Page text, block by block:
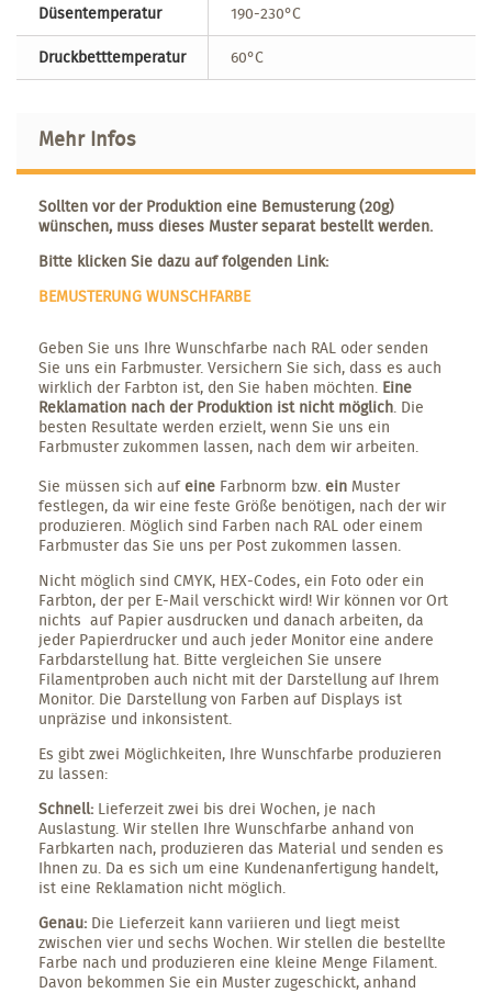
Düsentemperatur
190-230°C
Druckbetttemperatur
60°C
Mehr Infos
Sollten vor der Produktion eine Bemusterung (20g)
wünschen, muss dieses Muster separat bestellt werden.
Bitte klicken Sie dazu auf folgenden Link:
BEMUSTERUNG WUNSCHFARBE
Geben Sie uns Ihre Wunschfarbe nach RAL oder senden
Sie uns ein Farbmuster. Versichern Sie sich, dass es auch
wirklich der Farbton ist, den Sie haben möchten. Eine
Reklamation nach der Produktion ist nicht möglich. Die
besten Resultate werden erzielt, wenn Sie uns ein
Farbmuster zukommen lassen, nach dem wir arbeiten.
Sie müssen sich aufeine Farbnorm bzw. ein Muster
festlegen, da wir eine feste Größe benötigen, nach der wir
produzieren. Möglich sind Farben nach RAL oder einem
Farbmuster das Sie uns per Post zukommen lassen.
Nicht möglich sind CMYK, HEX-Codes, ein Foto oder ein
Farbton, der per E-Mail verschickt wird! Wir können vor Ort
nichts auf Papier ausdrucken und danach arbeiten, da
jeder Papierdrucker und auch jeder Monitor eine andere
Farbdarstellung hat. Bitte vergleichen Sie unsere
Filamentproben auch nicht mit der Darstellung auf Ihrem
Monitor. Die Darstellung von Farben auf Displays ist
unpräzise und inkonsistent.
Es gibt zwei Möglichkeiten, Ihre Wunschfarbe produzieren
zu lassen:
Schnell: Lieferzeit zwei bis drei Wochen, je nach
Auslastung. Wir stellen Ihre Wunschfarbe anhand von
Farbkarten nach, produzieren das Material und senden es
Ihnen zu. Da es sich um eine Kundenanfertigung handelt,
ist eine Reklamation nicht möglich.
Genau: Die Lieferzeit kann variieren und liegt meist
zwischen vier und sechs Wochen. Wir stellen die bestellte
Farbe nach und produzieren eine kleine Menge Filament.
Davon bekommen Sie ein Muster zugeschickt, anhand